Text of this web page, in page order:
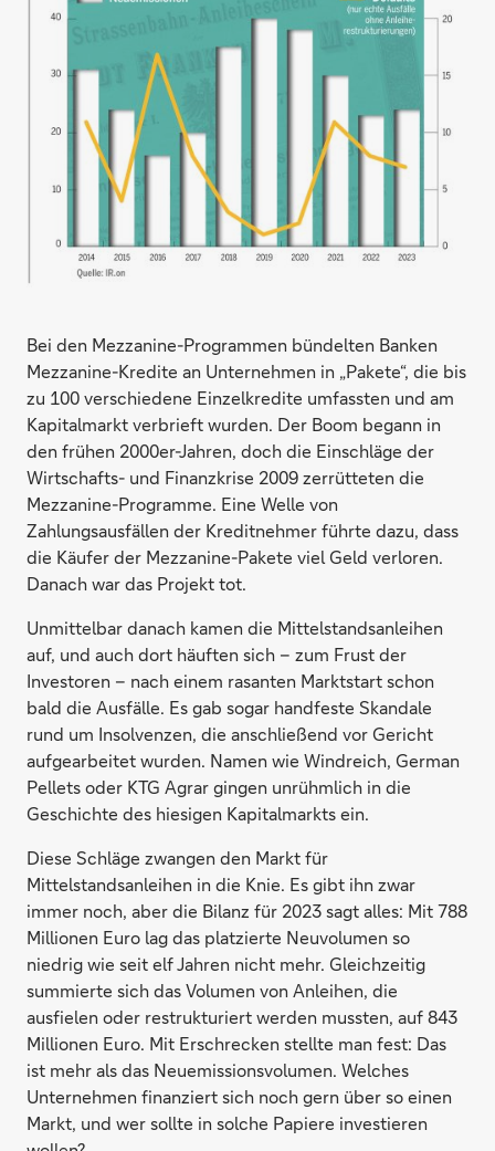
Bei den Mezzanine-Programmen bündelten Banken
Mezzanine-Kredite an Unternehmen in „Pakete“, die bis
zu 100 verschiedene Einzelkredite umfassten und am
Kapitalmarkt verbrieft wurden. Der Boom begann in
den frühen 2000er-Jahren, doch die Einschläge der
Wirtschafts- und Finanzkrise 2009 zerrütteten die
Mezzanine-Programme. Eine Welle von
Zahlungsausfällen der Kreditnehmer führte dazu, dass
die Käufer der Mezzanine-Pakete viel Geld verloren.
Danach war das Projekt tot.
Unmittelbar danach kamen die Mittelstandsanleihen
auf, und auch dort häuften sich – zum Frust der
Investoren – nach einem rasanten Marktstart schon
bald die Ausfälle. Es gab sogar handfeste Skandale
rund um Insolvenzen, die anschließend vor Gericht
aufgearbeitet wurden. Namen wie Windreich, German
Pellets oder KTG Agrar gingen unrühmlich in die
Geschichte des hiesigen Kapitalmarkts ein.
Diese Schläge zwangen den Markt für
Mittelstandsanleihen in die Knie. Es gibt ihn zwar
immer noch, aber die Bilanz für 2023 sagt alles: Mit 788
Millionen Euro lag das platzierte Neuvolumen so
niedrig wie seit elf Jahren nicht mehr. Gleichzeitig
summierte sich das Volumen von Anleihen, die
ausfielen oder restrukturiert werden mussten, auf 843
Millionen Euro. Mit Erschrecken stellte man fest: Das
ist mehr als das Neuemissionsvolumen. Welches
Unternehmen finanziert sich noch gern über so einen
Markt, und wer sollte in solche Papiere investieren